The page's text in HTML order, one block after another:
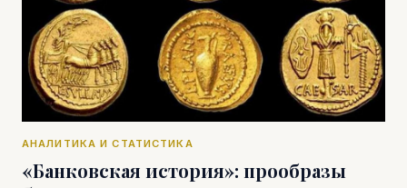
АНАЛИТИКА И СТАТИСТИКА
«Банковская история»: прообразы